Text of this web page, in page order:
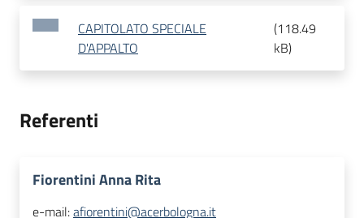
CAPITOLATO SPECIALE
D'APPALTO
(118.49
kB)
Referenti
Fiorentini Anna Rita
e-mail:afiorentini@acerbologna.it